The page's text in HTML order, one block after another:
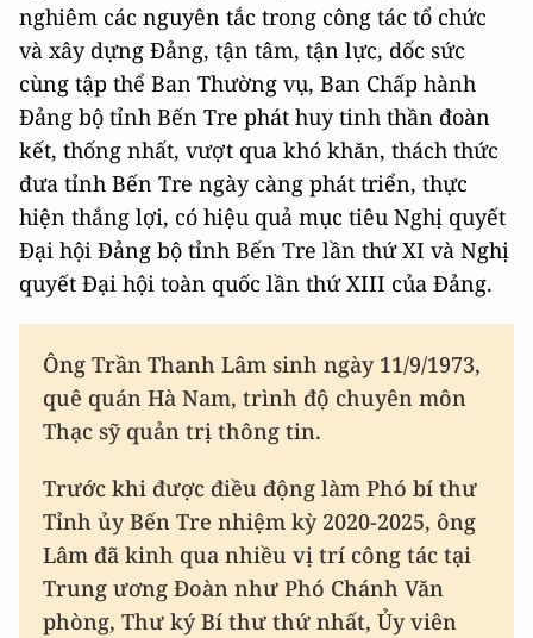
nghiêm các nguyên tắc trong công tác tổ chức
và xây dựng Đảng, tận tâm, tận lực, dốc sức
cùng tập thể Ban Thường vụ, Ban Chấp hành
Đảng bộ tỉnh Bến Tre phát huy tinh thần đoàn
kết, thống nhất, vượt qua khó khăn, thách thức
đưa tỉnh Bến Tre ngày càng phát triển, thực
hiện thắng lợi, có hiệu quả mục tiêu Nghị quyết
Đại hội Đảng bộ tỉnh Bến Tre lần thứ XI và Nghị
quyết Đại hội toàn quốc lần thứ XIII của Đảng.
Ông Trần Thanh Lâm sinh ngày 11/9/1973,
quê quán Hà Nam, trình độ chuyên môn
Thạc sỹ quản trị thông tin.
Trước khi được điều động làm Phó bí thư
Tỉnh ủy Bến Tre nhiệm kỳ 2020-2025, ông
Lâm đã kinh qua nhiều vị trí công tác tại
Trung ương Đoàn như Phó Chánh Văn
phòng, Thư ký Bí thư thứ nhất, Ủy viên